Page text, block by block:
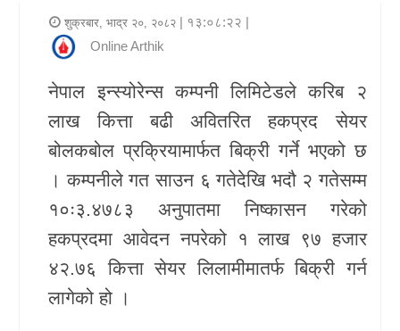
राजनीति
भिडियो
समाचार
सूचना
शिक्षा
शुक्रबार, भाद्र २०, २०८२ | १३:०८:२२ |
Online Arthik
नेपाल इन्स्योरेन्स कम्पनी लिमिटेडले करिब २
लाख कित्ता बढी अवितरित हकप्रद सेयर
बोलकबोल प्रक्रियामार्फत बिक्री गर्ने भएको छ
। कम्पनीले गत साउन ६ गतेदेखि भदौ २ गतेसम्म
१०ः३.४७८३ अनुपातमा निष्कासन गरेको
हकप्रदमा आवेदन नपरेको १ लाख ९७ हजार
४२.७६ कित्ता सेयर लिलामीमातर्फ बिक्री गर्न
लागेको हो ।